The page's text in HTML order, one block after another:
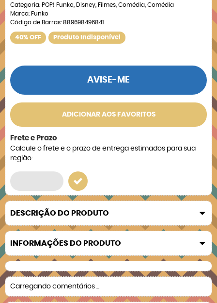
Categoria: POP! Funko Disney Filmes Comédia Comédia
Marca: Funko
Código de Barras: 889698496841
40% OFF Produto Indisponível
AVISE-ME
ADICIONAR AOS FAVORITOS
Frete e Prazo
Calcule o frete e o prazo de entrega estimados para sua
região:
DESCRIÇÃO DO PRODUTO
INFORMAÇÕES DO PRODUTO
Carregando comentários ...